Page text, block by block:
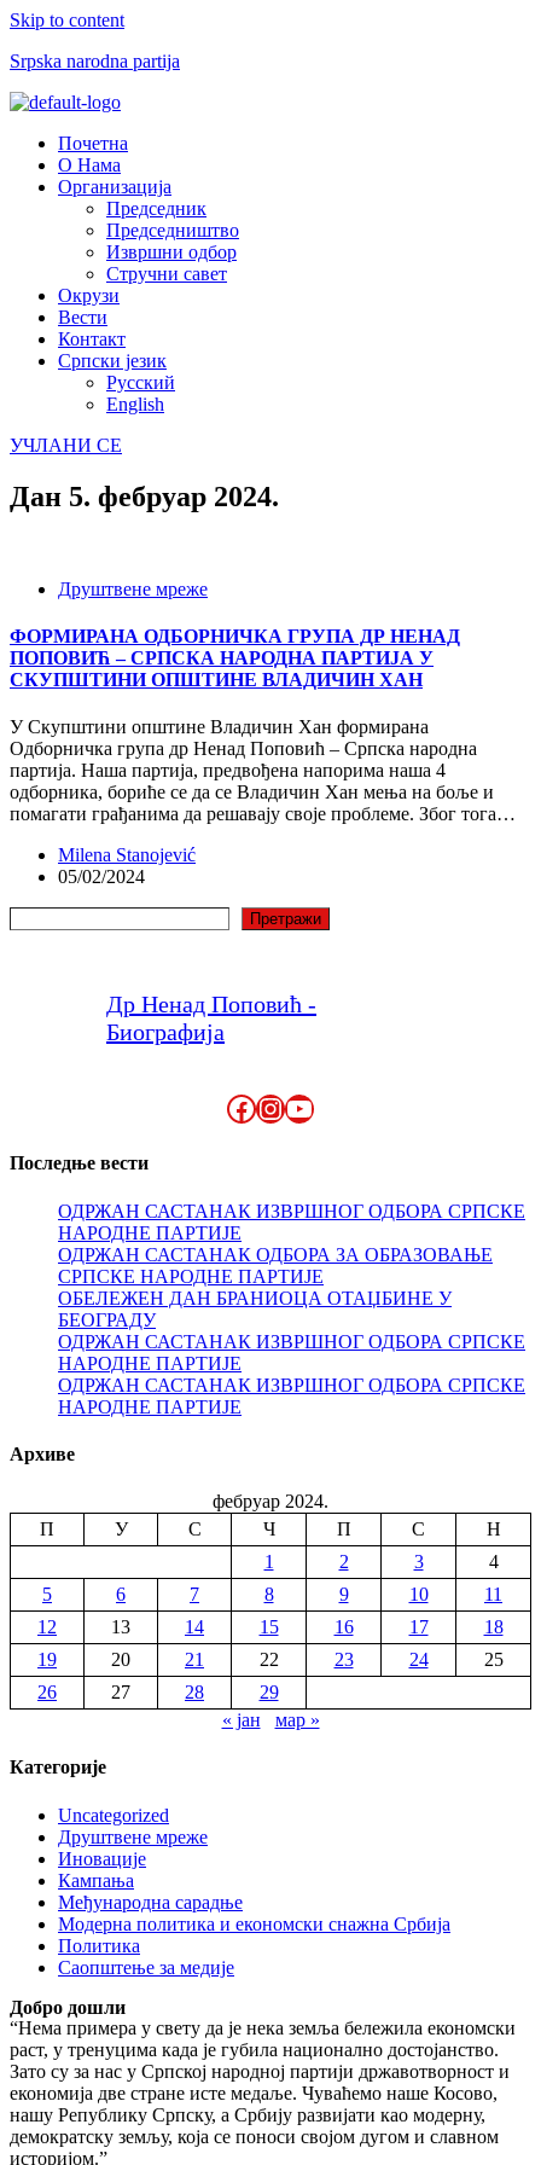
Skip to content
Srpska narodna partija
Menu
Почетна
О Нама
Организација
Председник
Председништво
Извршни одбор
Стручни савет
Окрузи
Вести
Контакт
Српски језик
Русский
English
УЧЛАНИ СЕ
Дан 5. фебруар 2024.
Друштвене мреже
ФОРМИРАНА ОДБОРНИЧКА ГРУПА ДР НЕНАД
ПОПОВИЋ – СРПСКА НАРОДНА ПАРТИЈА У
СКУПШТИНИ ОПШТИНЕ ВЛАДИЧИН ХАН
У Скупштини општине Владичин Хан формирана
Одборничка група др Ненад Поповић – Српска народна
партија. Наша партија, предвођена напорима наша 4
одборника, бориће се да се Владичин Хан мења на боље и
помагати грађанима да решавају своје проблеме. Због тога…
Milena Stanojević
05/02/2024
Претражи
Др Ненад Поповић -
Биографија
Facebook
Instagram
YouTube
Последње вести
ОДРЖАН САСТАНАК ИЗВРШНОГ ОДБОРА СРПСКЕ
НАРОДНЕ ПАРТИЈЕ
ОДРЖАН САСТАНАК ОДБОРА ЗА ОБРАЗОВАЊЕ
СРПСКЕ НАРОДНЕ ПАРТИЈЕ
ОБЕЛЕЖЕН ДАН БРАНИОЦА ОТАЏБИНЕ У
БЕОГРАДУ
ОДРЖАН САСТАНАК ИЗВРШНОГ ОДБОРА СРПСКЕ
НАРОДНЕ ПАРТИЈЕ
ОДРЖАН САСТАНАК ИЗВРШНОГ ОДБОРА СРПСКЕ
НАРОДНЕ ПАРТИЈЕ
Архиве
фебруар 2024.
П
У С Ч П С
Н
1
2 3
4
5
6 7 8 9 10
11
12
13 14 15 16 17
18
19
20 21 22 23 24
25
26
27 28
29
« јан
мар »
Категорије
Uncategorized
Друштвене мреже
Иновације
Кампања
Међународна сарадње
Модерна политика и економски снажна Србија
Политика
Саопштење за медије
Добро дошли
“Нема примера у свету да је нека земља бележила економски
раст, у тренуцима када је губила национално достојанство.
Зато су за нас у Српској народној партији државотворност и
економија две стране исте медаље. Чуваћемо наше Косово,
нашу Републику Српску, а Србију развијати као модерну,
демократску земљу, која се поноси својом дугом и славном
историјом.”